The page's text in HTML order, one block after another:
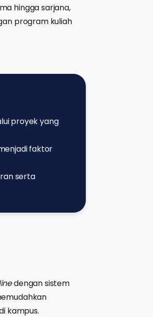
hingga sarjana,
program kuliah
proyek yang
faktor
serta
dengan sistem
kampus.